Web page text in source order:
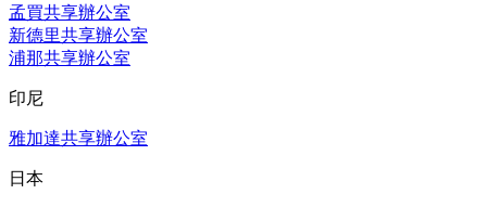
孟買共享辦公室
新德里共享辦公室
浦那共享辦公室
印尼
雅加達共享辦公室
日本